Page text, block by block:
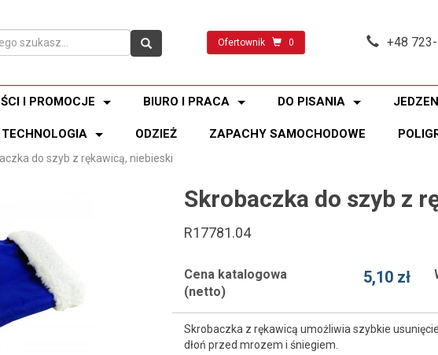
Ofertownik 0 +48
I PROMOCJE BIURO I PRACA DO PISANIA
TECHNOLOGIA ODZIEŻ ZAPACHY SAMOCHODOWE
do szyb z rękawicą, niebieski
Skrobaczka do szyb z
R17781.04
Cena katalogowa
(netto)
5,10 zł
Skrobaczka z rękawicą umożliwia szybkie
dłoń przed mrozem i śniegiem.